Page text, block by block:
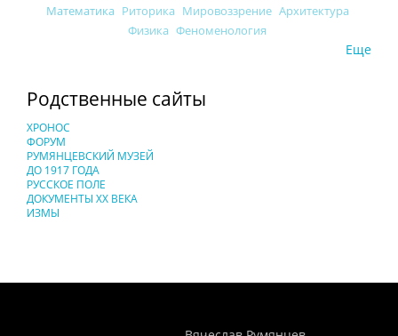
Математика Риторика Мировоззрение Архитектура
Физика Феноменология
Еще
Родственные сайты
ХРОНОС
ФОРУМ
РУМЯНЦЕВСКИЙ МУЗЕЙ
ДО 1917 ГОДА
РУССКОЕ ПОЛЕ
ДОКУМЕНТЫ XX ВЕКА
ИЗМЫ